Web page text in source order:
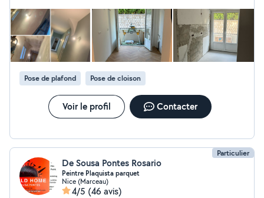
Pose de plafond Pose de cloison
Voir le profil Contacter
Particulier
De Sousa Pontes Rosario
Peintre Plaquista parquet
Nice (Marceau)
4/5 (46 avis)